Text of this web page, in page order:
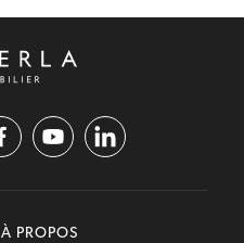
À PROPOS